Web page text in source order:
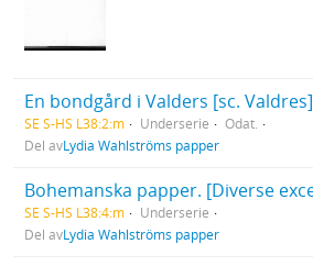
En bondgård i Valders [sc. Valdres]
SE S-HS L38:2:m Underserie
Odat.
Del avLydia Wahlströms papper
SE S-HS L38:4:m
Underserie
Del avLydia Wahlströms papper